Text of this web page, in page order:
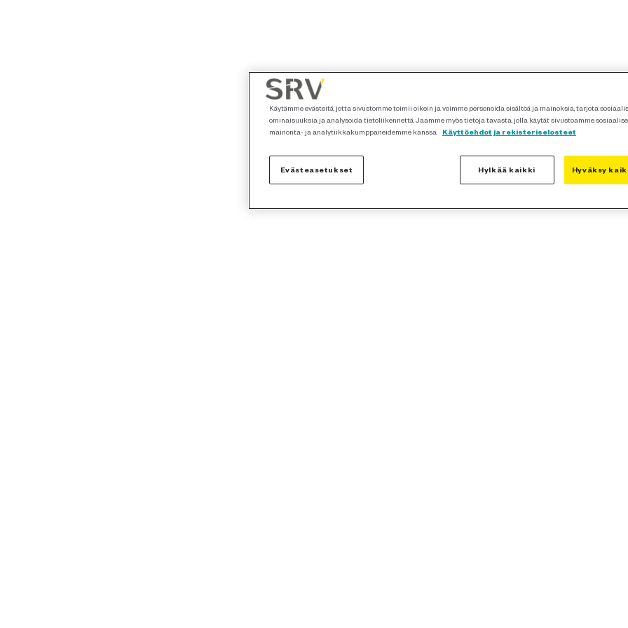
Käytämme evästeitä, jotta sivustomme toimii oikein ja voimme personoida sisältöä ja mainoksia, tarjota
ominaisuuksia ja analysoida tietoliikennettä. Jaamme myös tietoja tavasta, jolla käytät sivustoamme
mainonta- ja analytiikkakumppaneidemme kanssa.
Käyttöehdot ja rekisteriselosteet
Evästeasetukset Hylkää kaikki Hyväksy